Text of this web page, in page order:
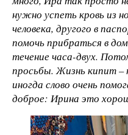
нужно успеть кровь из
человека, другого в
помочь прибраться в
течение часа-двух.
просьбы. Жизнь кипит –
иногда слово очень
доброе: Ирина это